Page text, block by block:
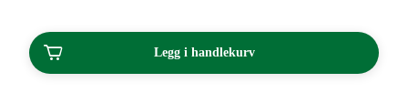
Legg i handlekurv